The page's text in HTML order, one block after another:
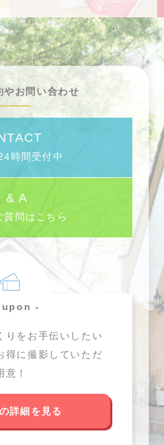
やお問い合わせ
時間受付中
& A
質問はこちら
-
りをお手伝いしたい
得に撮影していただ
意！
詳細を見る